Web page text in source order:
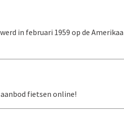
in februari 1959 op de
fietsen online!